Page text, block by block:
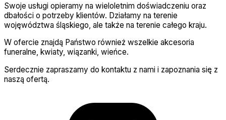
Swoje usługi opieramy na wieloletnim doświadczeniu oraz
dbałości o potrzeby klientów. Działamy na terenie
wojęwództwa śląskiego, ale także na terenie całego kraju.
W ofercie znajdą Państwo również wszelkie akcesoria
funeralne, kwiaty, wiązanki, wieńce.
Serdecznie zapraszamy do kontaktu z nami i zapoznania się z
naszą ofertą.